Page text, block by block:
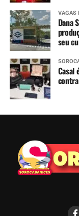
VAGAS
Dana
seu
Casal